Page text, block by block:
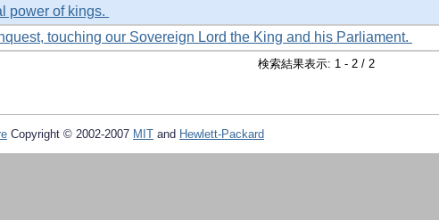
power of kings.
touching our Sovereign Lord the King and his Parliament.
検索結果表示: 1 - 2 / 2
Copyright © 2002-2007 MIT and Hewlett-Packard